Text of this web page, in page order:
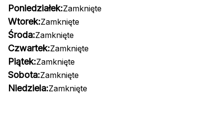
Poniedziałek:Zamknięte
Wtorek:Zamknięte
Środa:Zamknięte
Czwartek:Zamknięte
Piątek:Zamknięte
Sobota:Zamknięte
Niedziela:Zamknięte